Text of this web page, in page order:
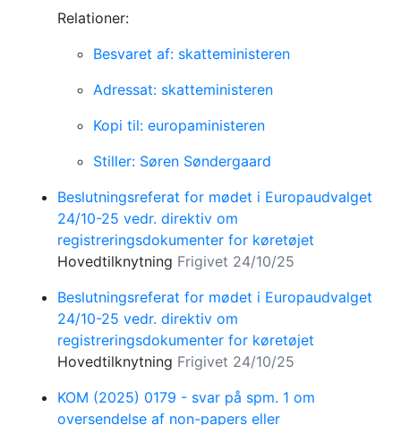
Relationer:
Besvaret af: skatteministeren
Adressat: skatteministeren
Kopi til: europaministeren
Stiller: Søren Søndergaard
Beslutningsreferat for mødet i Europaudvalget
24/10-25 vedr. direktiv om
registreringsdokumenter for køretøjet
Hovedtilknytning Frigivet 24/10/25
Beslutningsreferat for mødet i Europaudvalget
24/10-25 vedr. direktiv om
registreringsdokumenter for køretøjet
Hovedtilknytning Frigivet 24/10/25
KOM (2025) 0179 - svar på spm. 1 om
oversendelse af non-papers eller